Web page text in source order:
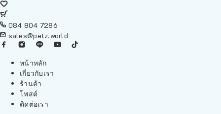
084 804 7286
sales@petz.world
หน้าหลัก
เกี่ยวกับเรา
ร้านค้า
โพสต์
ติดต่อเรา